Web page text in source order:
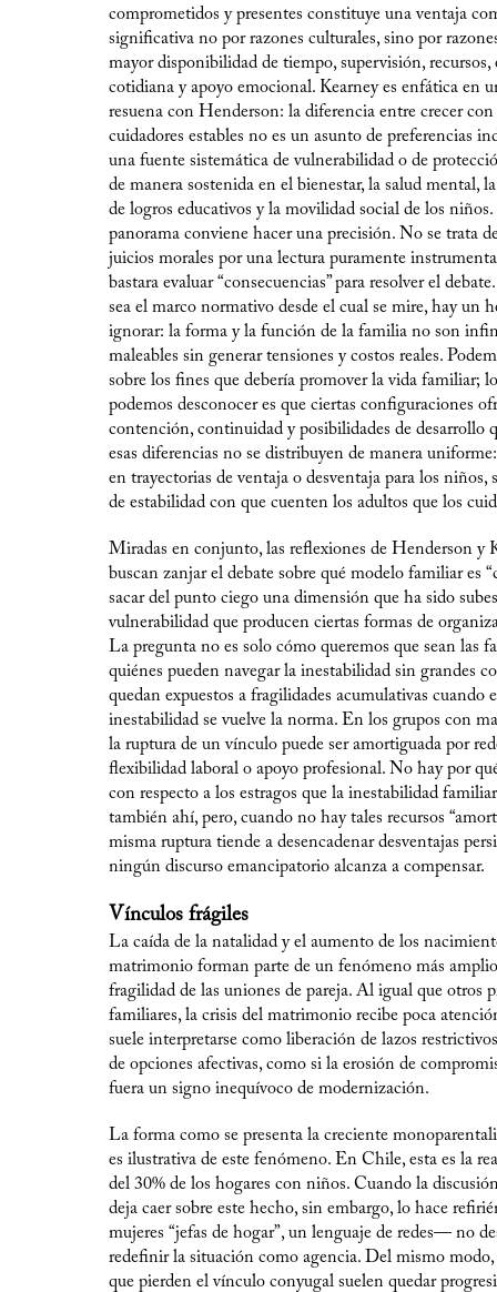
comprometidos y presentes constituye una ventaja
significativa no por razones culturales, sino por
mayor disponibilidad de tiempo, supervisión, recursos,
cotidiana y apoyo emocional. Kearney es enfática en
resuena con Henderson: la diferencia entre crecer
cuidadores estables no es un asunto de preferencias
una fuente sistemática de vulnerabilidad o de
de manera sostenida en el bienestar, la salud mental,
de logros educativos y la movilidad social de los
panorama conviene hacer una precisión. No se trata
juicios morales por una lectura puramente
bastara evaluar “consecuencias” para resolver el
sea el marco normativo desde el cual se mire, hay un
ignorar: la forma y la función de la familia no son
maleables sin generar tensiones y costos reales.
sobre los fines que debería promover la vida familiar;
podemos desconocer es que ciertas configuraciones
contención, continuidad y posibilidades de desarrollo
esas diferencias no se distribuyen de manera
en trayectorias de ventaja o desventaja para los niños,
de estabilidad con que cuenten los adultos que los
Miradas en conjunto, las reflexiones de Henderson y
buscan zanjar el debate sobre qué modelo familiar es
sacar del punto ciego una dimensión que ha sido
vulnerabilidad que producen ciertas formas de
La pregunta no es solo cómo queremos que sean las
quiénes pueden navegar la inestabilidad sin grandes
quedan expuestos a fragilidades acumulativas cuando
inestabilidad se vuelve la norma. En los grupos con
la ruptura de un vínculo puede ser amortiguada por
flexibilidad laboral o apoyo profesional. No hay por
con respecto a los estragos que la inestabilidad
también ahí, pero, cuando no hay tales recursos
misma ruptura tiende a desencadenar desventajas
ningún discurso emancipatorio alcanza a compensar.
Vínculos frágiles
La caída de la natalidad y el aumento de los
matrimonio forman parte de un fenómeno más
fragilidad de las uniones de pareja. Al igual que otros
familiares, la crisis del matrimonio recibe poca
suele interpretarse como liberación de lazos
de opciones afectivas, como si la erosión de
fuera un signo inequívoco de modernización.
La forma como se presenta la creciente
es ilustrativa de este fenómeno. En Chile, esta es la
del 30% de los hogares con niños. Cuando la
deja caer sobre este hecho, sin embargo, lo hace
mujeres “jefas de hogar”, un lenguaje de redes— no
redefinir la situación como agencia. Del mismo modo,
que pierden el vínculo conyugal suelen quedar